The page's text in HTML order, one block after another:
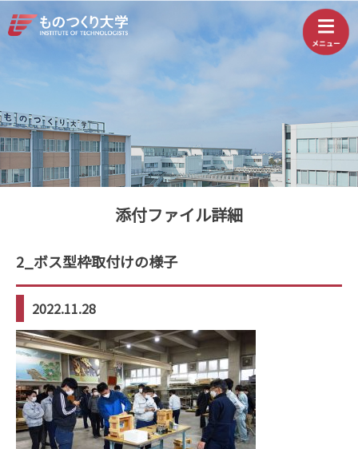
添付ファイル詳細
2_ボス型枠取付けの様子
2022.11.28